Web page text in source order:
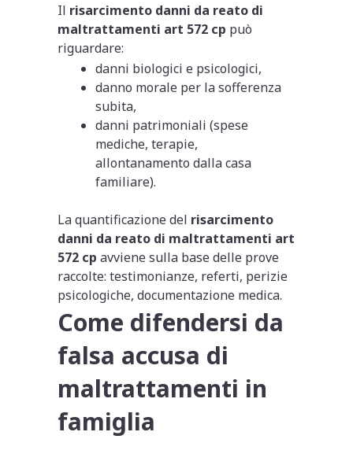
Il risarcimento danni da reato di
maltrattamenti art 572 cp può
riguardare:
danni biologici e psicologici,
danno morale per la sofferenza
subita,
danni patrimoniali (spese
mediche, terapie,
allontanamento dalla casa
familiare).
La quantificazione del risarcimento
danni da reato di maltrattamenti art
572 cp avviene sulla base delle prove
raccolte: testimonianze, referti, perizie
psicologiche, documentazione medica.
Come difendersi da
falsa accusa di
maltrattamenti in
famiglia